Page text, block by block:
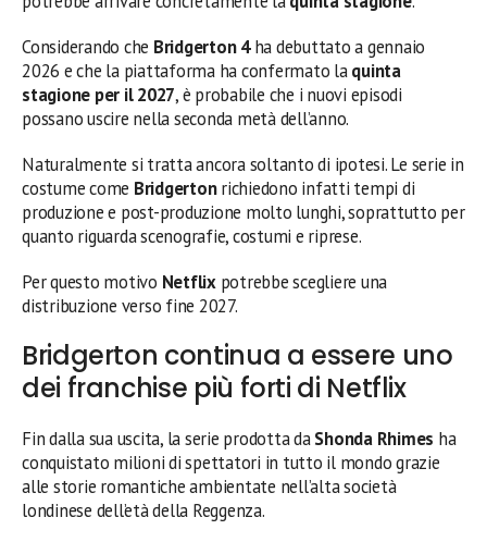
Considerando che Bridgerton 4ha debuttato a gennaio
2026 e che la piattaforma ha confermato laquinta
stagione per il 2027, è probabile che i nuovi episodi
possano uscire nella seconda metà dell’anno.
Naturalmente si tratta ancora soltanto di ipotesi. Le serie in
costume come Bridgertonrichiedono infatti tempi di
produzione e post-produzione molto lunghi, soprattutto per
quanto riguarda scenografie, costumi e riprese.
Per questo motivo Netflixpotrebbe scegliere una
distribuzione verso fine 2027.
Bridgerton continua a essere uno
dei franchise più forti di Netflix
Fin dalla sua uscita, la serie prodotta daShonda Rhimes ha
conquistato milioni di spettatori in tutto il mondo grazie
alle storie romantiche ambientate nell’alta società
londinese dell’età della Reggenza.